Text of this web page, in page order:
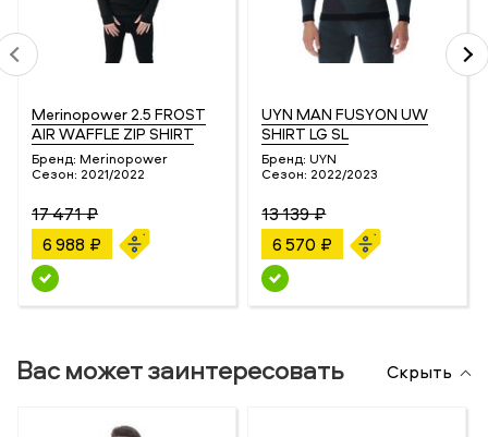
Merinopower 2.5 FROST
AIR WAFFLE ZIP SHIRT
Бренд: Merinopower
Сезон: 2021/2022
17 471 ₽
6 988 ₽
UYN MAN FUSYON UW
SHIRT LG SL
Бренд: UYN
Сезон: 2022/2023
13 139 ₽
6 570 ₽
Вас может заинтересовать Скрыть